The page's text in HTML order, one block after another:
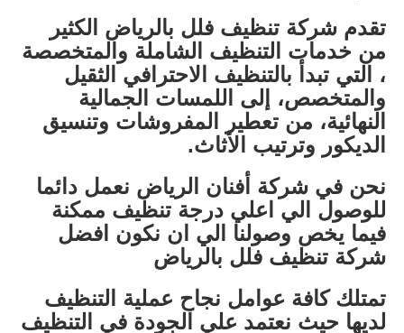
تقدم شركة تنظيف فلل بالرياض الكثير
من خدمات التنظيف الشاملة والمتخصصة
، التي تبدأ بالتنظيف الاحترافي الثقيل
والمتخصص، إلى اللمسات الجمالية
النهائية، من تعطير المفروشات وتنسيق
الديكور وترتيب الأثاث.
نحن في شركة أفنان الرياض نعمل دائما
للوصول الي اعلي درجة تنظيف ممكنة
فيما يخص وصولنا الي ان نكون افضل
شركة تنظيف فلل بالرياض
تمتلك كافة عوامل نجاح عملية التنظيف
لديها حيث نعتمد علي الجودة في التنظيف